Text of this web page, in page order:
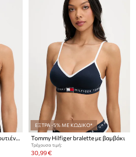
Tommy Hilfiger τριγωνικό σουτιέν δαντέλα
ΕΞΤΡΑ -5% ΜΕ ΚΩΔΙΚΟ*
Tommy Hilfiger bralette με βαμβάκι
Τρέχουσα τιμή:
30,99 €